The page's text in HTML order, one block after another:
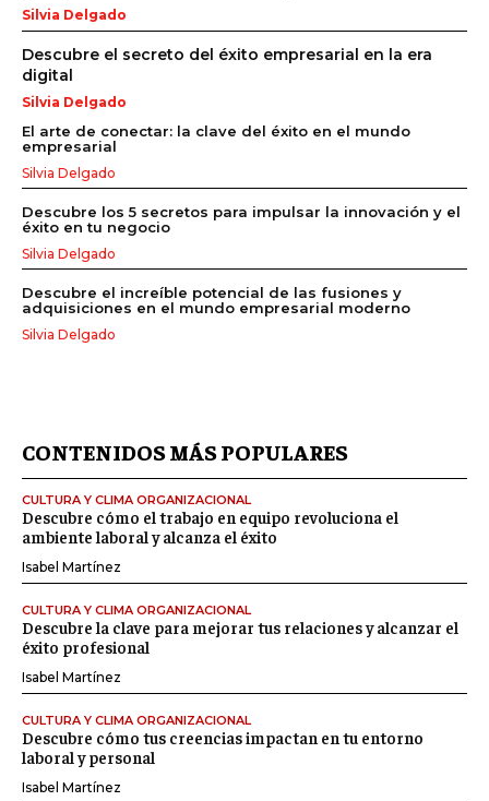
Silvia Delgado
Descubre el secreto del éxito empresarial en la era
digital
Silvia Delgado
El arte de conectar: la clave del éxito en el mundo
empresarial
Silvia Delgado
Descubre los 5 secretos para impulsar la innovación y el
éxito en tu negocio
Silvia Delgado
Descubre el increíble potencial de las fusiones y
adquisiciones en el mundo empresarial moderno
Silvia Delgado
CONTENIDOS MÁS POPULARES
CULTURA Y CLIMA ORGANIZACIONAL
Descubre cómo el trabajo en equipo revoluciona el
ambiente laboral y alcanza el éxito
Isabel Martínez
CULTURA Y CLIMA ORGANIZACIONAL
Descubre la clave para mejorar tus relaciones y alcanzar el
éxito profesional
Isabel Martínez
CULTURA Y CLIMA ORGANIZACIONAL
Descubre cómo tus creencias impactan en tu entorno
laboral y personal
Isabel Martínez